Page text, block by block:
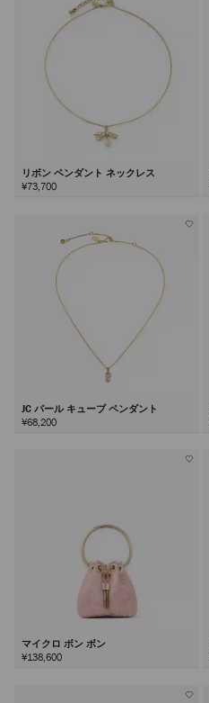
リボン ペンダント ネックレス
¥73,700
JC パール キューブ ペンダント
¥68,200
マイクロ ボン ボン
¥138,600